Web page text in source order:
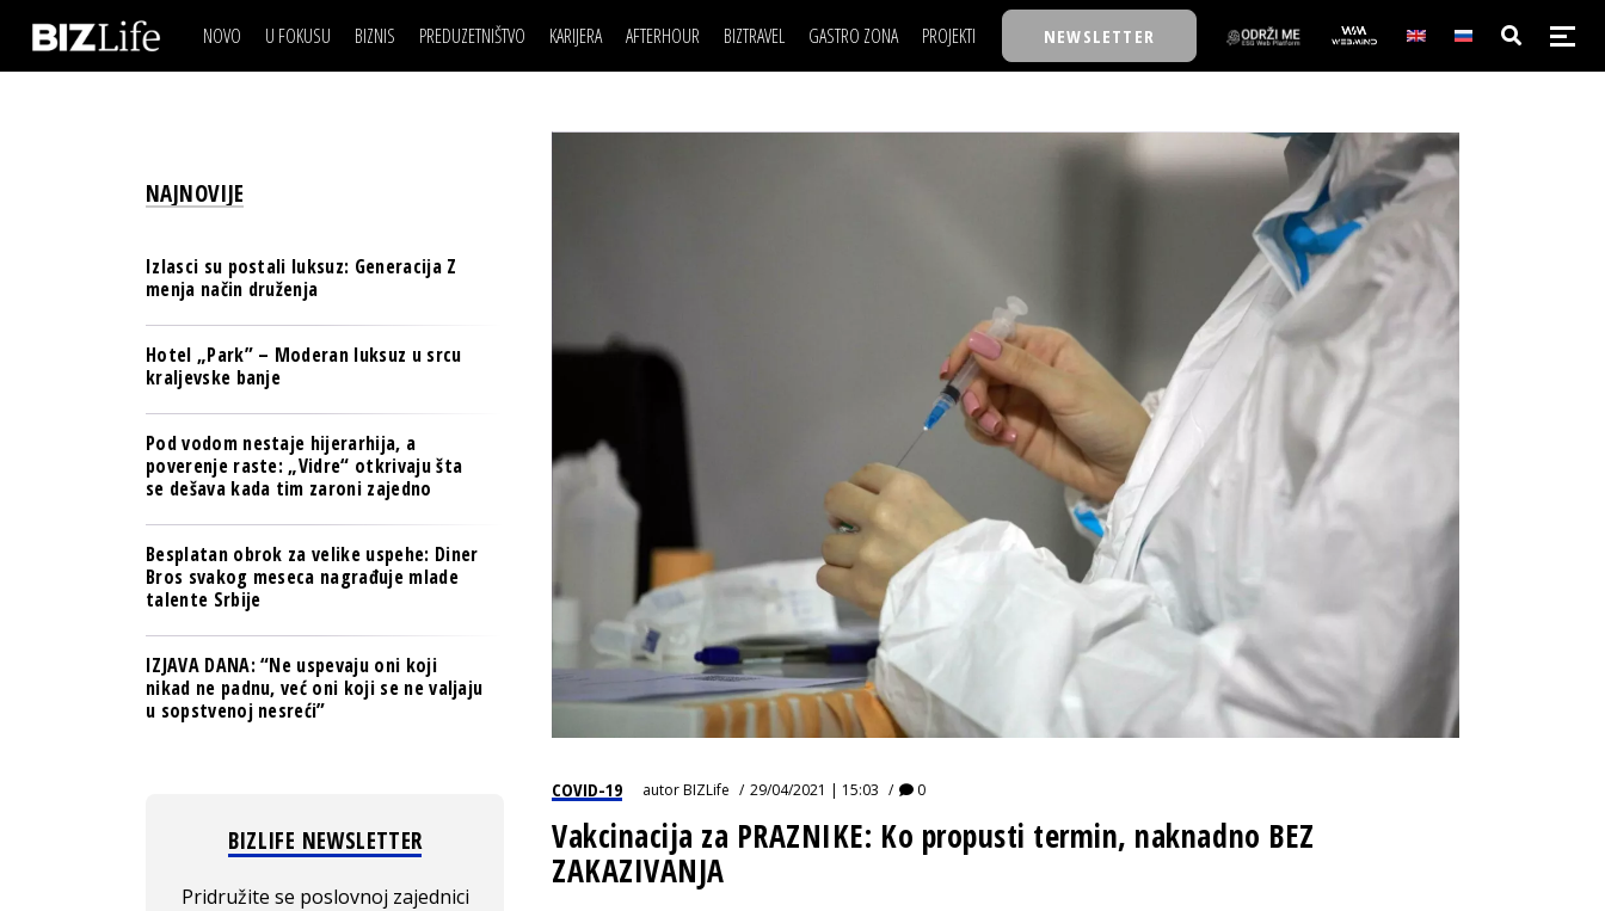
NOVO U FOKUSU BIZNIS
OSIGURANJE
TECH I AI
BIZNIS & SPORT
PULS REGIONA
NOVO NA RAFU
PREDUZETNIŠTVO KARIJERA AFTERHOUR BIZTRAVEL GASTRO ZONA PROJEKTI
BIZKOLEGIJUM
BMW BIZNIS LIGA
BIZLIFE WEEK
IZJAVA GODINE
NEWSLETTER
IZJAVA DANABIZNIS SCENA
BREND I KOMUNIKACIJE
OSIGURANJE
POSAO
MOJ UGAO
FILM I SCENA
AUTO SVET
NAJKOLEGA
30 ISPOD 30
BACK TO OFFICE/SCHOOL
BMW BIZNIS LIGA
BIZLIFE WEEK
IZJAVA GODINE
COVID-19 autorBIZLife 29/04/2021 | 15:03 0
Vakcinacija za PRAZNIKE: Ko propusti termin, naknadno BEZ
ZAKAZIVANJA
NAJNOVIJE
Izlasci su postali luksuz: Generacija Z
menja način druženja
Hotel „Park” – Moderan luksuz u srcu
kraljevske banje
Pod vodom nestaje hijerarhija, a
poverenje raste: „Vidre“ otkrivaju šta
se dešava kada tim zaroni zajedno
Besplatan obrok za velike uspehe: Diner
Bros svakog meseca nagrađuje mlade
talente Srbije
IZJAVA DANA: “Ne uspevaju oni koji
nikad ne padnu, već oni koji se ne valjaju
u sopstvenoj nesreći”
BIZLIFE NEWSLETTER
Pridružite se poslovnoj zajednici